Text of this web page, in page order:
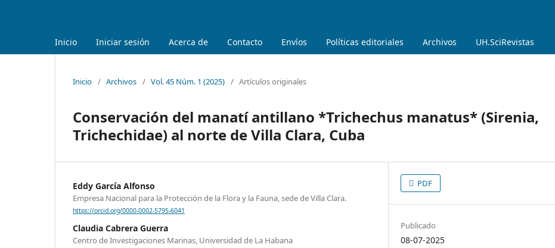
Inicio Iniciar sesión Acerca de Contacto Envíos Políticas editoriales Archivos UH.SciRevistas
Inicio / Archivos / Vol. 45 Núm. 1 (2025) / Artículos originales
Conservación del manatí antillano *Trichechus manatus* (Sirenia,
Trichechidae) al norte de Villa Clara, Cuba
Eddy García Alfonso
Empresa Nacional para la Protección de la Flora y la Fauna, sede de Villa Clara.
https://orcid.org/0000-0002-5795-6041
Claudia Cabrera Guerra
Centro de Investigaciones Marinas, Universidad de La Habana
PDF
Publicado
08-07-2025